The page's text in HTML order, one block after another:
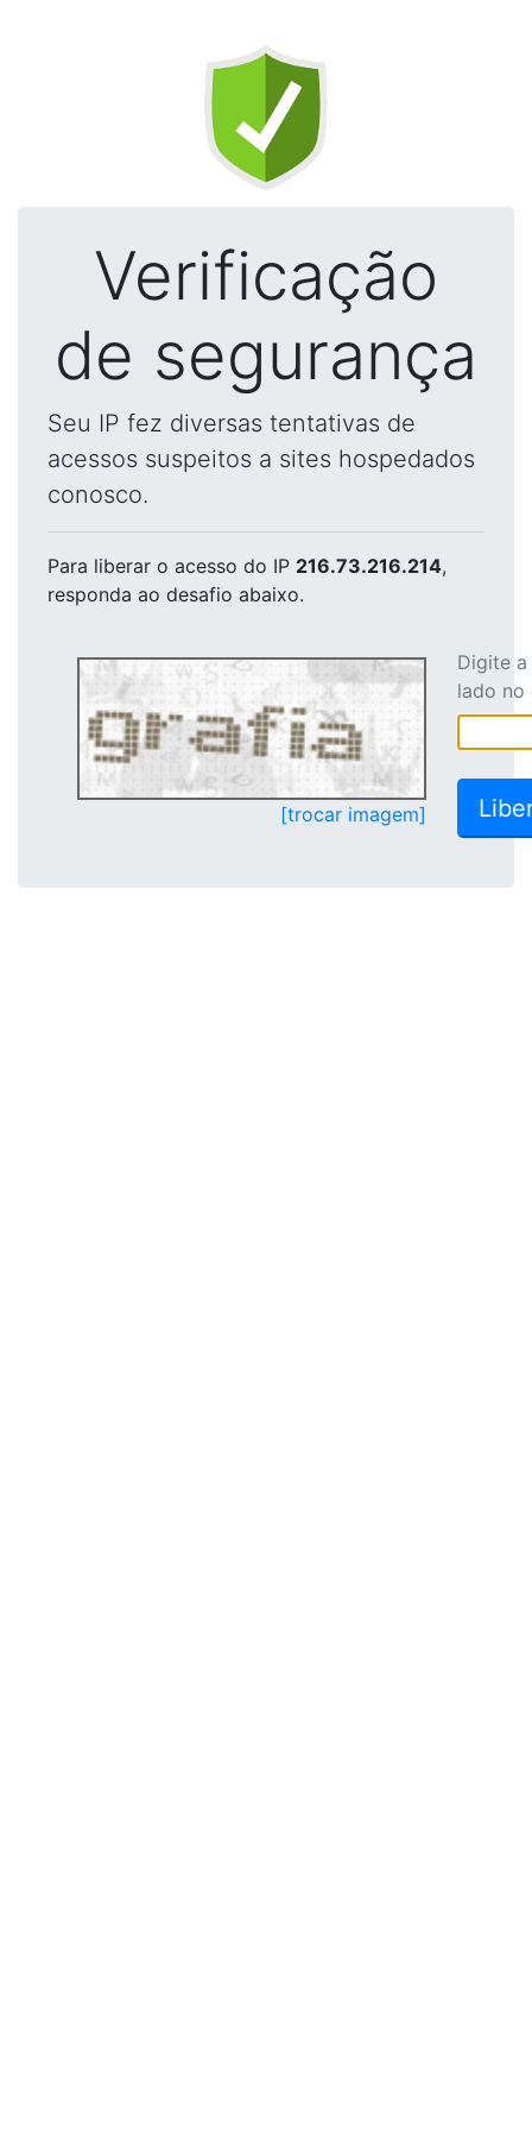
Verificação
de segurança
Seu IP fez diversas tentativas de
acessos suspeitos a sites hospedados
conosco.
Para liberar o acesso do IP 216.73.216.214,
responda ao desafio abaixo.
[trocar imagem]
Digite
lado no